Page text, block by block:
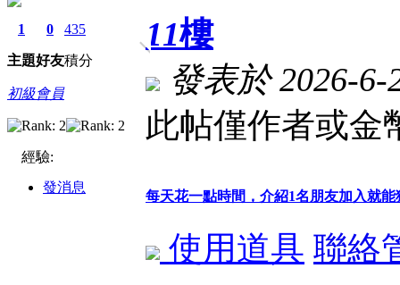
1
主題
0
好友
435
積分
初級會員
經驗:
發消息
11樓
發表於 2026-6-
此帖僅作者或金
每天花一點時間，介紹1名朋友加入就
使用道具 聯絡